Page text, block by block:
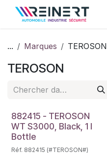
Se rendre au contenu
... Marques TEROSON
TEROSON
882415 - TEROSON
WT S3000, Black, 1 l
Bottle
Réf. 882415 (#TEROSON#)